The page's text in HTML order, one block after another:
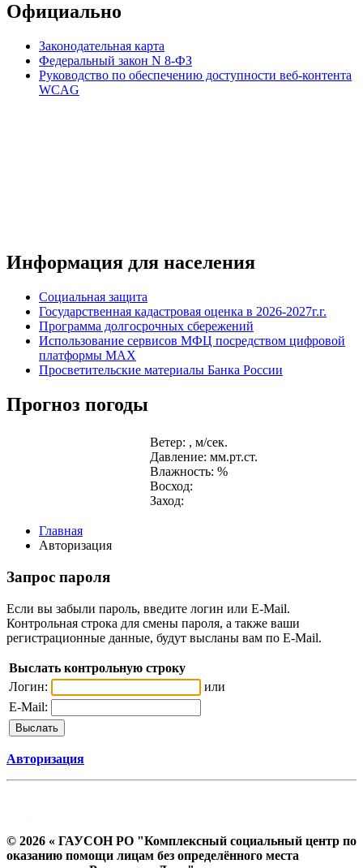
Официально
Законодательная карта
Федеральный закон N 8-ФЗ
Руководство по обеспечению доступности веб-контента
WCAG
Информация для населения
Социальная защита
Государственная кадастровая оценка в 2026-2027г.г.
Программа долгосрочных сбережений
Использование сервисов МФЦ посредством цифровой
платформы MAX
Просветительские материалы Банка России
Прогноз погоды
Ветер: , м/сек.
Давление: мм.рт.ст.
Влажность: %
Восход:
Заход:
Главная
Авторизация
Запрос пароля
Если вы забыли пароль, введите логин или E-Mail.
Контрольная строка для смены пароля, а также ваши
регистрационные данные, будут высланы вам по E-Mail.
Выслать контрольную строку
Логин:
или
E-Mail:
Авторизация
© 2026 « ГАУСОН РО "Комплексный социальный центр по
оказанию помощи лицам без определённого места